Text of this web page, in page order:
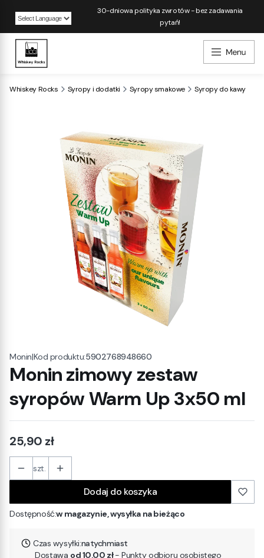
Powered by
30-dniowa polityka zwrotów - bez zadawania
pytań!
Whiskey Rocks Syropy i dodatki Syropy smakowe Syropy do kawy
Monin|Kod produktu:5902768948660
Monin zimowy zestaw
syropów Warm Up 3x50 ml
Cena
25,90 zł
szt.
Dodaj do koszyka
Dostępność:w magazynie, wysyłka na bieżąco
Czas wysyłki:natychmiast
Dostawa od 10,00 zł- Punkty odbioru osobistego